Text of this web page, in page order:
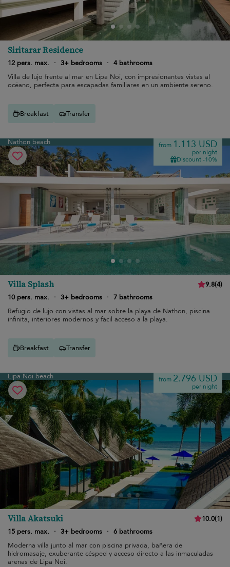
Siritarar Residence
12 pers. max. · 3+ bedrooms · 4 bathrooms
Villa de lujo frente al mar en Lipa Noi, con impresionantes vistas al
océano, perfecta para escapadas familiares en un ambiente sereno.
Breakfast Transfer
Nathon beach from 1.113 USD
per night
Discount -10%
Villa Splash 9.8(4)
10 pers. max.
· 3+ bedrooms · 7 bathrooms
Refugio de lujo con vistas al mar sobre la playa de Nathon, piscina
infinita, interiores modernos y fácil acceso a la playa.
Breakfast Transfer
Lipa Noi beach from 2.796 USD
per night
Villa Akatsuki 10.0(1)
15 pers. max.
· 3+ bedrooms · 6 bathrooms
Moderna villa junto al mar con piscina privada, bañera de
hidromasaje, exuberante césped y acceso directo a las inmaculadas
arenas de Lipa Noi.